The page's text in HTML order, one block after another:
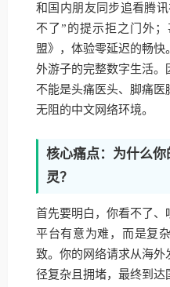
和国内朋友同步追看腾
不了”的提示拒之门外
盟》，体验零延迟的畅
外游子的完整数字生活
不能是头痛医头、脚痛
无阻的中文网络环境。
核心痛点：为什么
灵？
首先要明白，你看不了
平台有意为难，而是复
致。你的网络请求从海
径复杂且拥堵，最终到